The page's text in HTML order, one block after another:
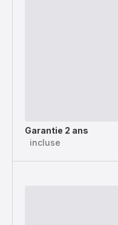
Garantie 2 ans
incluse